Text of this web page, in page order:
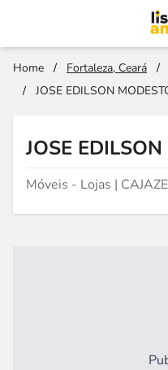
Home / Fortaleza, Ceará /
/
JOSE EDILSON
JOSE
Móveis - Lojas |